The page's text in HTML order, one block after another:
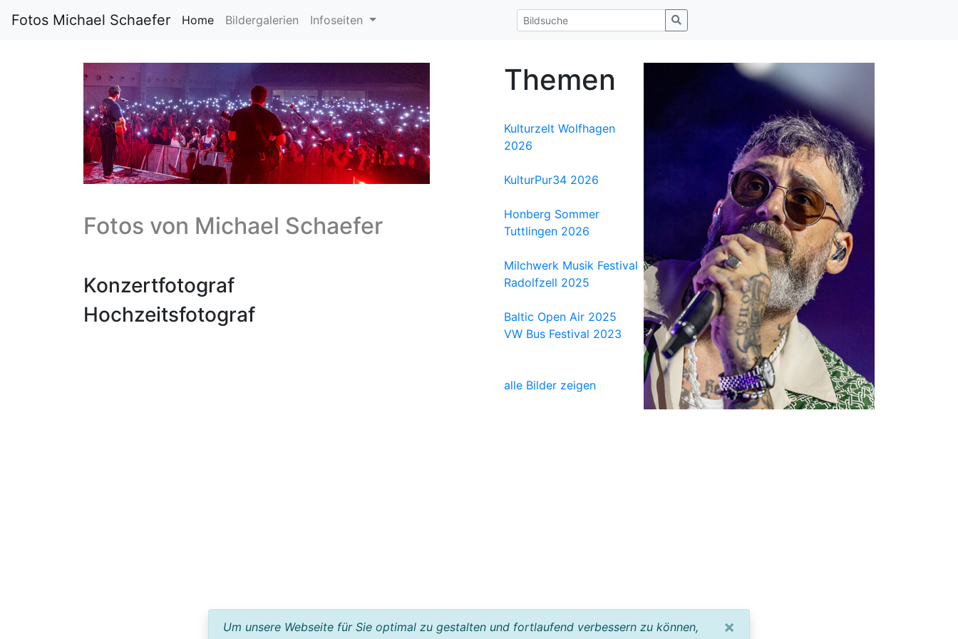
Fotos Michael Schaefer Home Bildergalerien Infoseiten
Fotos von Michael Schaefer
Konzertfotograf
Hochzeitsfotograf
Themen
Kulturzelt Wolfhagen
2026
KulturPur34 2026
Honberg Sommer
Tuttlingen 2026
Milchwerk Musik Festival
Radolfzell 2025
Baltic Open Air 2025
VW Bus Festival 2023
alle Bilder zeigen
Um unsere Webseite für Sie optimal zu gestalten und fortlaufend verbessern zu können,
×